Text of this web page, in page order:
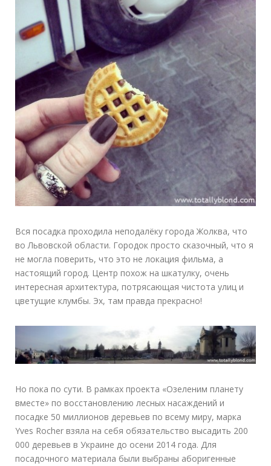
Вся посадка проходила неподалёку города Жолква, что
во Львовской области. Городок просто сказочный, что я
не могла поверить, что это не локация фильма, а
настоящий город. Центр похож на шкатулку, очень
интересная архитектура, потрясающая чистота улиц и
цветущие клумбы. Эх, там правда прекрасно!
Но пока по сути. В рамках проекта «Озеленим планету
вместе» по восстановлению лесных насаждений и
посадке 50 миллионов деревьев по всему миру, марка
Yves Rocher взяла на себя обязательство высадить 200
000 деревьев в Украине до осени 2014 года. Для
посадочного материала были выбраны аборигенные